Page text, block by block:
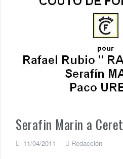
Serafin Marin a Ceret
11/04/2011 Redacción